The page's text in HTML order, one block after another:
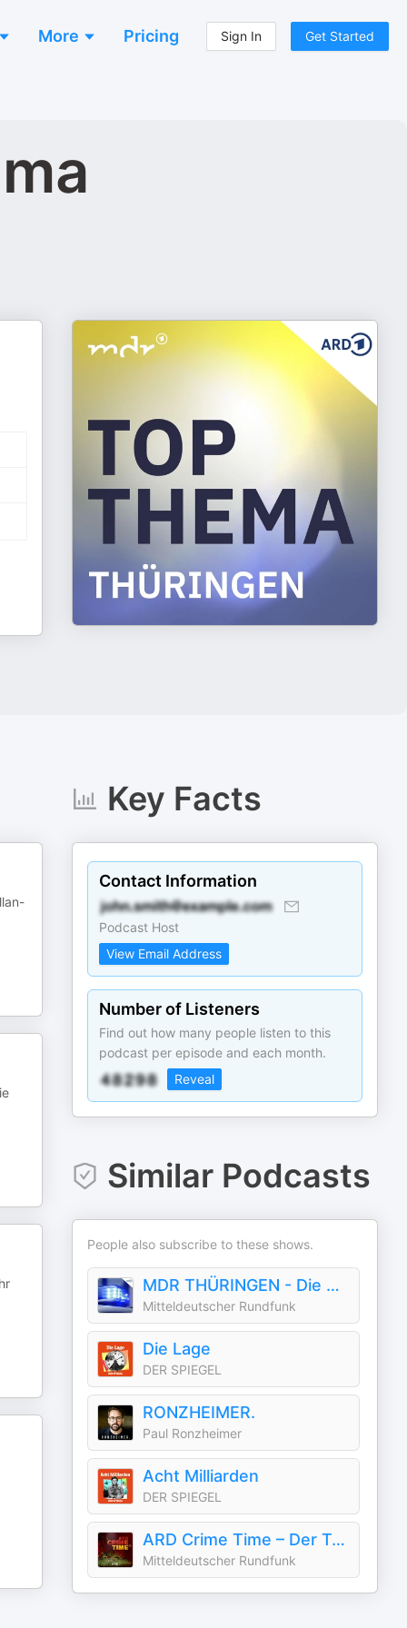
More Pricing Sign In Get Started
Key Facts
Contact Information
Podcast Host
View Email Address
Number of Listeners
Find out how many people listen to this
podcast per episode and each month.
Reveal
Similar Podcasts
People also subscribe to these shows.
MDR THÜRINGEN - Die Polizeiberichte aus Thüringen
Mitteldeutscher Rundfunk
Die Lage
DER SPIEGEL
RONZHEIMER.
Paul Ronzheimer
Acht Milliarden
DER SPIEGEL
ARD Crime Time – Der True Crime Podcast
Mitteldeutscher Rundfunk